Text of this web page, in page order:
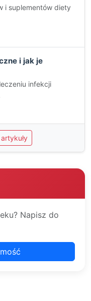
i suplementów diety
i jak je
infekcji
Napisz do